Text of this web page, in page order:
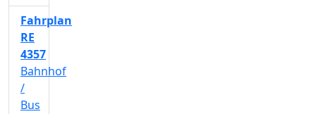
Fahrplan
RE
4357
Bahnhof
/
Bus